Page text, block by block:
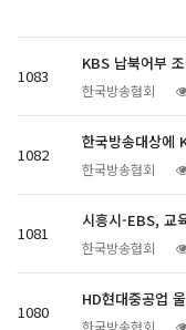
1083
KBS 납북어부
한국방송협회
1082
한국방송대상에
한국방송협회
1081
시흥시-EBS, 교
한국방송협회
1080
HD현대중공업
한국방송협회